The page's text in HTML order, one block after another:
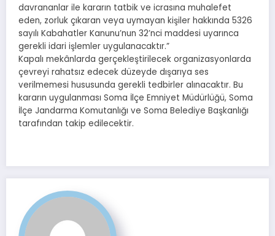
davrananlar ile kararın tatbik ve icrasına muhalefet
eden, zorluk çıkaran veya uymayan kişiler hakkında 5326
sayılı Kabahatler Kanunu’nun 32’nci maddesi uyarınca
gerekli idari işlemler uygulanacaktır.”
Kapalı mekânlarda gerçekleştirilecek organizasyonlarda
çevreyi rahatsız edecek düzeyde dışarıya ses
verilmemesi hususunda gerekli tedbirler alınacaktır. Bu
kararın uygulanması Soma İlçe Emniyet Müdürlüğü, Soma
İlçe Jandarma Komutanlığı ve Soma Belediye Başkanlığı
tarafından takip edilecektir.